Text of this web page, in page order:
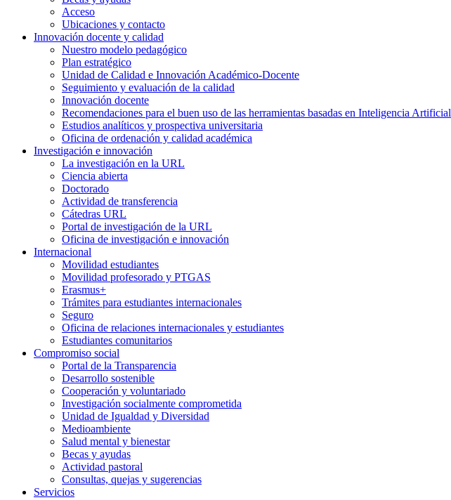
Acceso
Ubicaciones y contacto
Innovación docente y calidad
Nuestro modelo pedagógico
Plan estratégico
Unidad de Calidad e Innovación Académico-Docente
Seguimiento y evaluación de la calidad
Innovación docente
Recomendaciones para el buen uso de las herramientas basadas en Inteligencia Artificial
Estudios analíticos y prospectiva universitaria
Oficina de ordenación y calidad académica
Investigación e innovación
La investigación en la URL
Ciencia abierta
Doctorado
Actividad de transferencia
Cátedras URL
Portal de investigación de la URL
Oficina de investigación e innovación
Internacional
Movilidad estudiantes
Movilidad profesorado y PTGAS
Erasmus+
Trámites para estudiantes internacionales
Seguro
Oficina de relaciones internacionales y estudiantes
Estudiantes comunitarios
Compromiso social
Portal de la Transparencia
Desarrollo sostenible
Cooperación y voluntariado
Investigación socialmente comprometida
Unidad de Igualdad y Diversidad
Medioambiente
Salud mental y bienestar
Becas y ayudas
Actividad pastoral
Consultas, quejas y sugerencias
Servicios